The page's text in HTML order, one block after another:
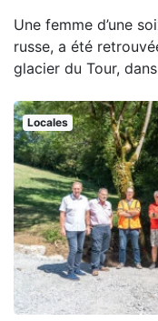
Une femme d’une
russe, a été
glacier du Tour,
Locales